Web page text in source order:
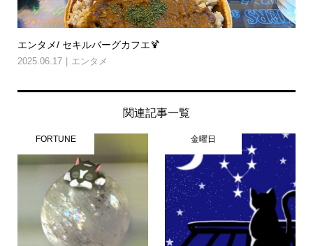
エンタメ/ セキルバーグカフエ🍹
2025.06.17 エンタメ
関連記事一覧
FORTUNE 金曜日